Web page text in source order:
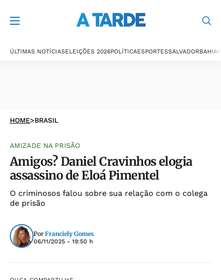
ÚLTIMAS NOTÍCIASELEIÇÕES 2026POLÍTICAESPORTESSALVADORBAHIA
HOME>BRASIL
AMIZADE NA PRISÃO
Amigos? Daniel Cravinhos elogia
assassino de Eloá Pimentel
O criminosos falou sobre sua relação com o colega
de prisão
Por Franciely Gomes
06/11/2025 - 19:50 h